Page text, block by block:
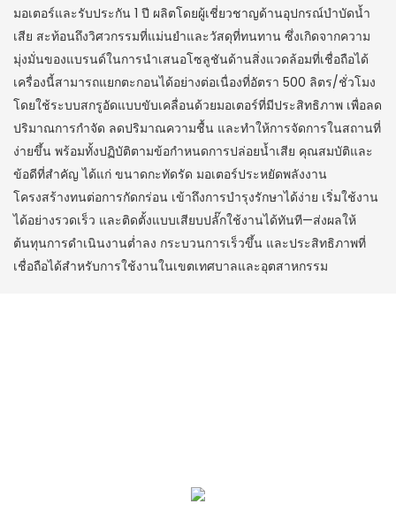
มอเตอร์และรับประกัน 1 ปี ผลิตโดยผู้เชี่ยวชาญด้านอุปกรณ์บำบัดน้ำ
เสีย สะท้อนถึงวิศวกรรมที่แม่นยำและวัสดุที่ทนทาน ซึ่งเกิดจากความ
มุ่งมั่นของแบรนด์ในการนำเสนอโซลูชันด้านสิ่งแวดล้อมที่เชื่อถือได้
เครื่องนี้สามารถแยกตะกอนได้อย่างต่อเนื่องที่อัตรา 500 ลิตร/ชั่วโมง
โดยใช้ระบบสกรูอัดแบบขับเคลื่อนด้วยมอเตอร์ที่มีประสิทธิภาพ เพื่อลด
ปริมาณการกำจัด ลดปริมาณความชื้น และทำให้การจัดการในสถานที่
ง่ายขึ้น พร้อมทั้งปฏิบัติตามข้อกำหนดการปล่อยน้ำเสีย คุณสมบัติและ
ข้อดีที่สำคัญ ได้แก่ ขนาดกะทัดรัด มอเตอร์ประหยัดพลังงาน
โครงสร้างทนต่อการกัดกร่อน เข้าถึงการบำรุงรักษาได้ง่าย เริ่มใช้งาน
ได้อย่างรวดเร็ว และติดตั้งแบบเสียบปลั๊กใช้งานได้ทันที—ส่งผลให้
ต้นทุนการดำเนินงานต่ำลง กระบวนการเร็วขึ้น และประสิทธิภาพที่
เชื่อถือได้สำหรับการใช้งานในเขตเทศบาลและอุตสาหกรรม